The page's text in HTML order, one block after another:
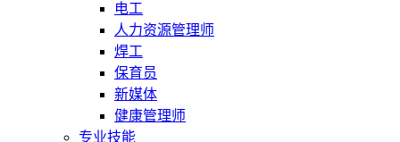
电工
人力资源管理师
焊工
保育员
新媒体
健康管理师
专业技能